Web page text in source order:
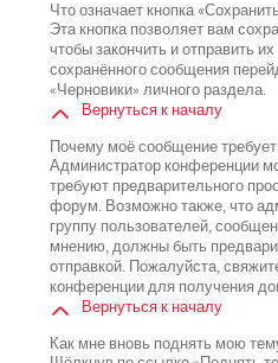
Что означает кнопка
Эта кнопка позволяет вам
чтобы закончить и отправить
сохранённого сообщения
«Черновики» личного раздела.
Вернуться к началу
Почему моё сообщение
Администратор конференции
требуют предварительного
форум. Возможно также, что
группу пользователей,
мнению, должны быть
отправкой. Пожалуйста,
конференции для получения
Вернуться к началу
Как мне вновь поднять мою